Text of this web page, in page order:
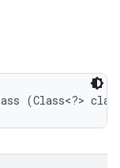
(Class<?>